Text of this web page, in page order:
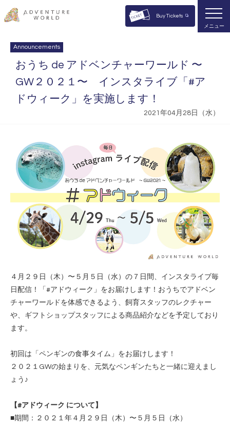
Buy Tickets
メニュー
Announcements
おうち de アドベンチャーワールド 〜
GW２０２１〜 インスタライブ「#ア
ドウィーク」を実施します！
2021年04月28日（水）
４月２９日（木）〜５月５日（水）の７日間、インスタライブ毎
日配信！「#アドウィーク」をお届けします！おうちでアドベン
チャーワールドを体感できるよう、飼育スタッフのレクチャー
や、ギフトショップスタッフによる商品紹介などを予定しており
ます。
初回は「ペンギンの食事タイム」をお届けします！
２０２１GWの始まりを、元気なペンギンたちと一緒に迎えまし
ょう♪
【#アドウィーク について】
■期間：２０２１年４月２９日（木）〜５月５日（水）